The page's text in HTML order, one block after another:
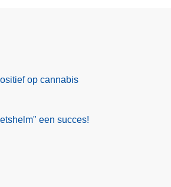
op cannabis
een succes!